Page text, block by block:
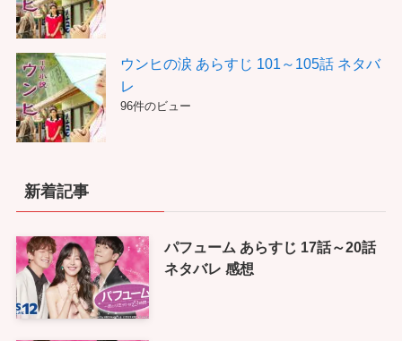
ウンヒの涙 あらすじ 101～105話 ネタバ
レ
96件のビュー
新着記事
パフューム あらすじ 17話～20話
ネタバレ 感想